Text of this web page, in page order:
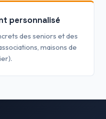
personnalisé
des seniors et des
maisons de